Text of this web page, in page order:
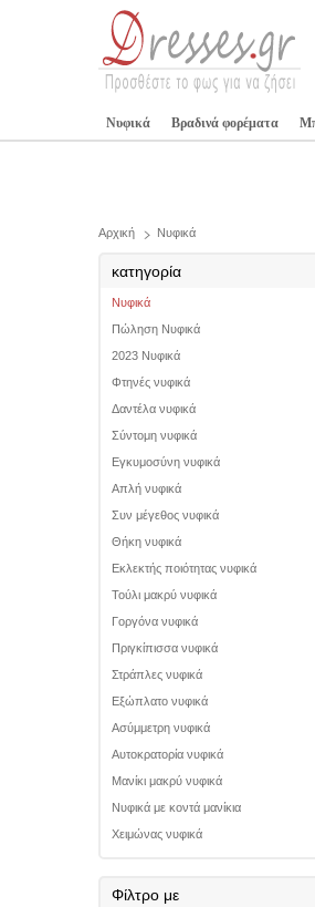
Νυφικά Βραδινά φορέματα
Αρχική Νυφικά
κατηγορία
Νυφικά
Πώληση Νυφικά
2023 Νυφικά
Φτηνές νυφικά
Δαντέλα νυφικά
Σύντομη νυφικά
Εγκυμοσύνη νυφικά
Απλή νυφικά
Συν μέγεθος νυφικά
Θήκη νυφικά
Εκλεκτής ποιότητας νυφικά
Τούλι μακρύ νυφικά
Γοργόνα νυφικά
Πριγκίπισσα νυφικά
Στράπλες νυφικά
Εξώπλατο νυφικά
Ασύμμετρη νυφικά
Αυτοκρατορία νυφικά
Μανίκι μακρύ νυφικά
Νυφικά με κοντά μανίκια
Χειμώνας νυφικά
Φίλτρο με